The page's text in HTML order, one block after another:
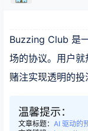
Buzzing Club 是
场的协议。用户
赌注实现透明的投
温馨提示：
文章标题： AI 驱动的